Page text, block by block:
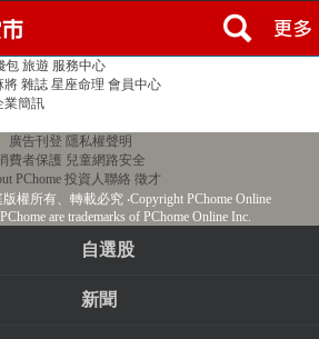
書店
包 旅遊 服務中心
將 雜誌 星座命理 會員中心
業簡訊
廣告刊登 隱私權聲明
費者保護 兒童網路安全
PChome 投資人聯絡 徵才
版權所有、轉載必究‧Copyright PChome Online
are trademarks of PChome Online Inc.
自選股
新聞